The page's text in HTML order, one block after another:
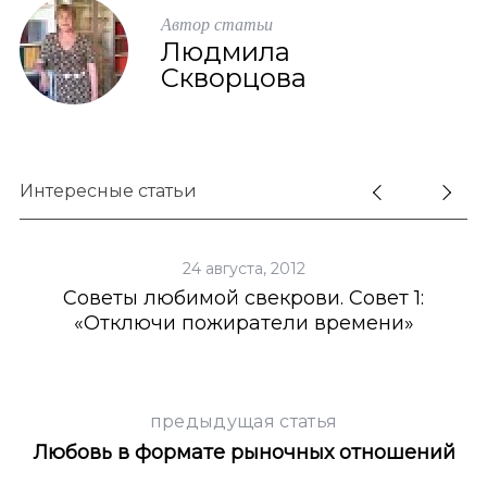
Автор статьи
Людмила
Скворцова
Интересные статьи
24 августа, 2012
Советы любимой свекрови. Совет 1:
«Отключи пожиратели времени»
предыдущая статья
Любовь в формате рыночных отношений